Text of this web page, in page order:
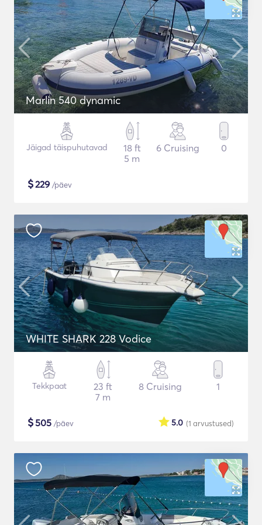
Marlin 540 dynamic
Jäigad täispuhutavad
18 ft
5 m
6 Cruising 0
$229 /päev
WHITE SHARK 228 Vodice
Tekkpaat
23 ft
7 m
8 Cruising 1
$505 /päev (1 arvustused)
5.0